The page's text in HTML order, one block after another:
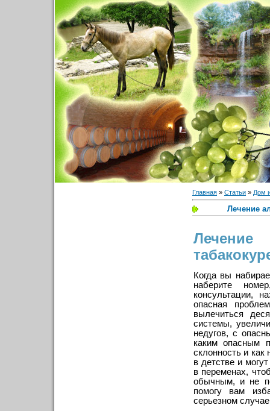
Главная » Статьи » Дом
Лечение
Когда вы
наберите
консультации,
опасная
вылечиться
системы,
недугов, с
каким опасным
склонность и как
в детстве и
в переменах,
обычным, и не
помогу вам
серьезном